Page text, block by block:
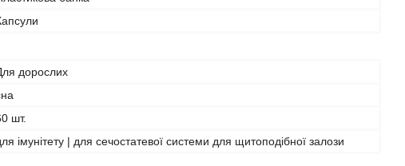
дорослих
шт.
імунітету | для сечостатевої системи для щитоподібної залози